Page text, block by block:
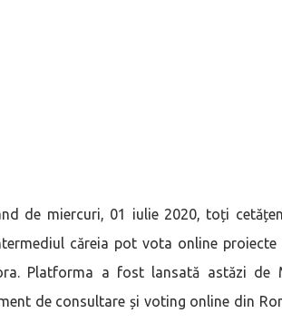
de miercuri, 01 iulie 2020, toți
căreia pot vota online
Platforma a fost lansată astăzi de
de consultare și voting online din